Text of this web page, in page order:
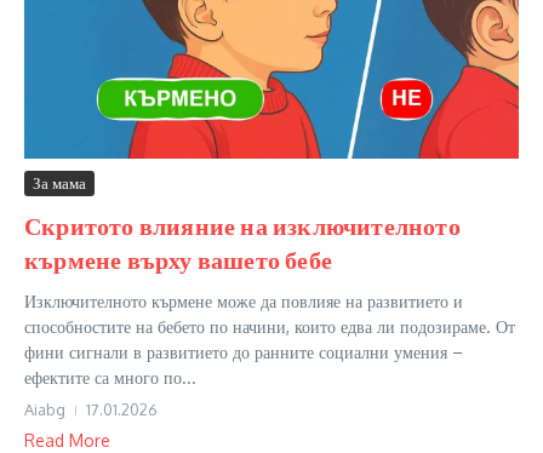
За мама
Скритото влияние на изключителното
кърмене върху вашето бебе
Изключителното кърмене може да повлияе на развитието и
способностите на бебето по начини, които едва ли подозираме. От
фини сигнали в развитието до ранните социални умения –
ефектите са много по...
Aiabg 17.01.2026
Read More